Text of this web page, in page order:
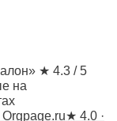
★ 4.3 / 5
на
Orgpage.ru★ 4.0 ·